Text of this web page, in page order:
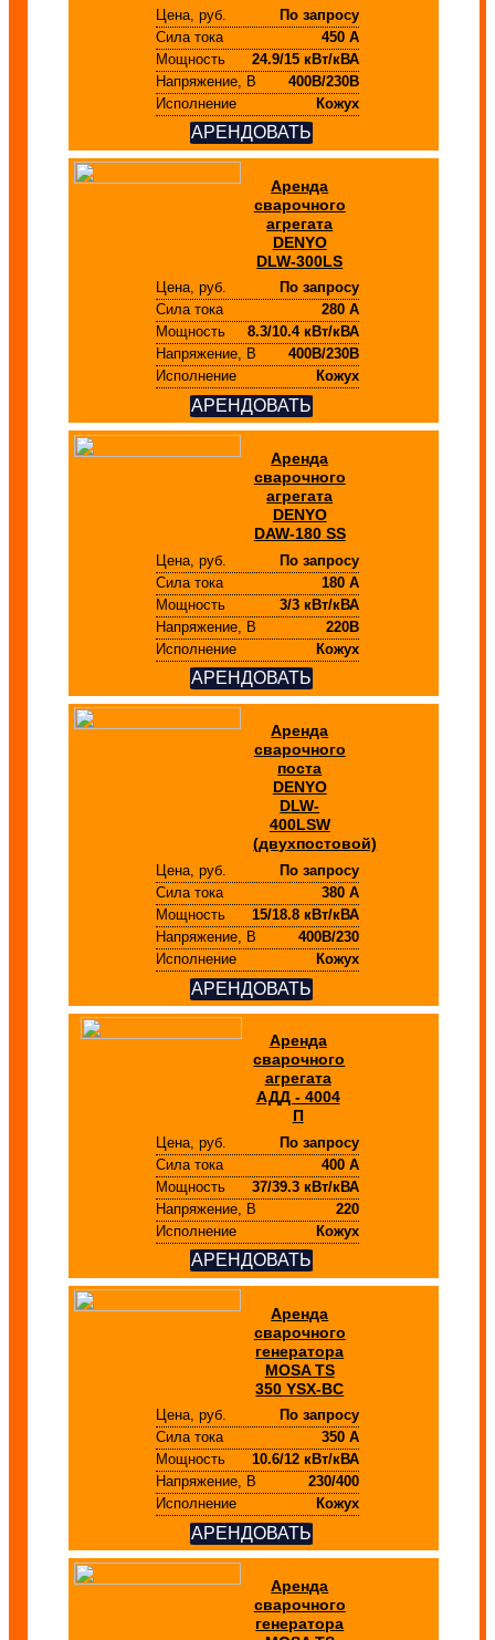
Цена, руб.
По запросу
Сила тока
450 А
Мощность
24.9/15 кВт/кВА
Напряжение, В
400В/230В
Исполнение
Кожух
АРЕНДОВАТЬ
Аренда
сварочного
агрегата
DENYO
DLW-300LS
Цена, руб.
По запросу
Сила тока
280 А
Мощность
8.3/10.4 кВт/кВА
Напряжение, В
400В/230В
Исполнение
Кожух
АРЕНДОВАТЬ
Аренда
сварочного
агрегата
DENYO
DAW-180 SS
Цена, руб.
По запросу
Сила тока
180 А
Мощность
3/3 кВт/кВА
Напряжение, В
220В
Исполнение
Кожух
АРЕНДОВАТЬ
Аренда
сварочного
поста
DENYO
DLW-
400LSW
(двухпостовой)
Цена, руб.
По запросу
Сила тока
380 А
Мощность
15/18.8 кВт/кВА
Напряжение, В
400В/230
Исполнение
Кожух
АРЕНДОВАТЬ
Аренда
сварочного
агрегата
АДД - 4004
П
Цена, руб.
По запросу
Сила тока
400 А
Мощность
37/39.3 кВт/кВА
Напряжение, В
220
Исполнение
Кожух
АРЕНДОВАТЬ
Аренда
сварочного
генератора
MOSA TS
350 YSX-BC
Цена, руб.
По запросу
Сила тока
350 А
Мощность
10.6/12 кВт/кВА
Напряжение, В
230/400
Исполнение
Кожух
АРЕНДОВАТЬ
Аренда
сварочного
генератора